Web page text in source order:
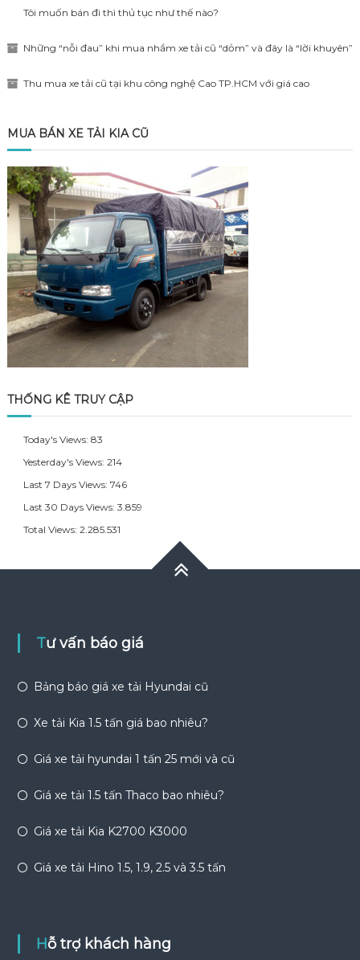
Tôi muốn bán đi thì thủ tục như thế nào?
Những “nỗi đau” khi mua nhầm xe tải cũ “dỏm” và đây là “lời khuyên”
Thu mua xe tải cũ tại khu công nghệ Cao TP.HCM với giá cao
MUA BÁN XE TẢI KIA CŨ
THỐNG KÊ TRUY CẬP
Today's Views: 83
Yesterday's Views: 214
Last 7 Days Views: 746
Last 30 Days Views: 3.859
Total Views: 2.285.531
Tư vấn báo giá
Bảng báo giá xe tải Hyundai cũ
Xe tải Kia 1.5 tấn giá bao nhiêu?
Giá xe tải hyundai 1 tấn 25 mới và cũ
Giá xe tải 1.5 tấn Thaco bao nhiêu?
Giá xe tải Kia K2700 K3000
Giá xe tải Hino 1.5, 1.9, 2.5 và 3.5 tấn
Hỗ trợ khách hàng